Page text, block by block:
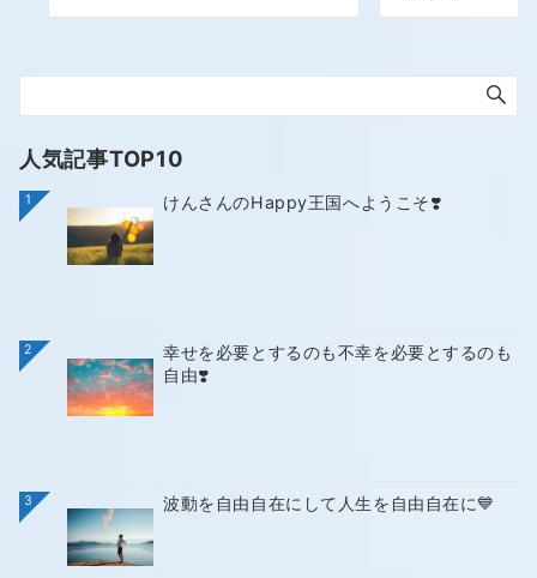
人気記事TOP10
1 けんさんのHappy王国へようこそ❣️
2
幸せを必要とするのも不幸を必要とするのも
自由❣️
3 波動を自由自在にして人生を自由自在に💙